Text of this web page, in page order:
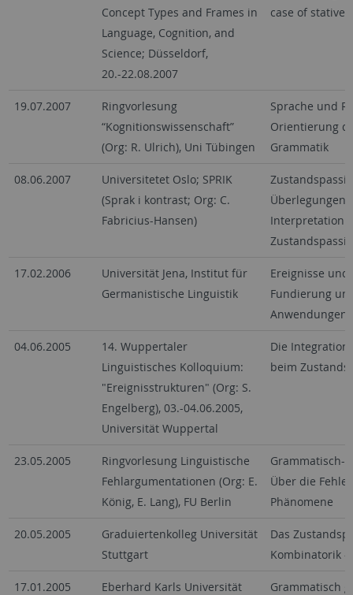
Concept Types and Frames in
Language, Cognition, and
Science; Düsseldorf,
20.-22.08.2007
case of stative
19.07.2007
Ringvorlesung
“Kognitionswissenschaft”
(Org: R. Ulrich), Uni Tübingen
Sprache und
Orientierung
Grammatik
08.06.2007
Universitetet Oslo; SPRIK
(Sprak i kontrast; Org: C.
Fabricius-Hansen)
Überlegungen
Interpretation
17.02.2006
Universität Jena, Institut für
Germanistische Linguistik
Ereignisse
Fundierung
Anwendungen
04.06.2005
14. Wuppertaler
Linguistisches Kolloquium:
"Ereignisstrukturen" (Org: S.
Engelberg), 03.-04.06.2005,
Universität Wuppertal
Die
beim
23.05.2005
Ringvorlesung Linguistische
Fehlargumentationen (Org: E.
König, E. Lang), FU Berlin
Grammatisch-
Über die
Phänomene
20.05.2005
Graduiertenkolleg Universität
Stuttgart
Das
Kombinatorik -
17.01.2005
Eberhard Karls Universität
Grammatisch